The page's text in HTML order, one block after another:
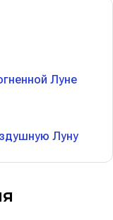
Луне
Луну